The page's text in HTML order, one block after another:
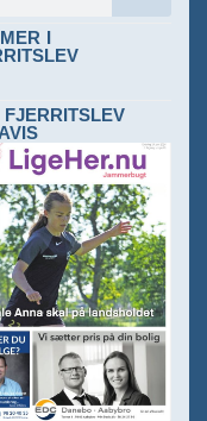
I